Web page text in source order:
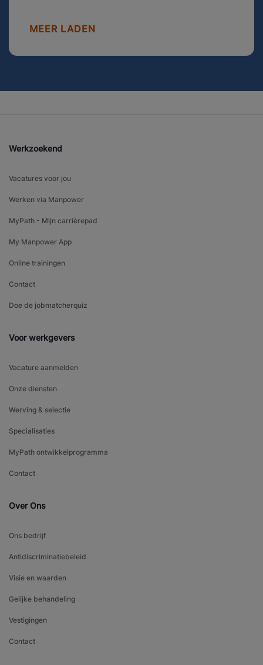
MEER LADEN
Werkzoekend
Vacatures voor jou
Werken via Manpower
MyPath - Mijn carrièrepad
My Manpower App
Online trainingen
Contact
Doe de jobmatcherquiz
Voor werkgevers
Vacature aanmelden
Onze diensten
Werving & selectie
Specialisaties
MyPath ontwikkelprogramma
Contact
Over Ons
Ons bedrijf
Antidiscriminatiebeleid
Visie en waarden
Gelijke behandeling
Vestigingen
Contact